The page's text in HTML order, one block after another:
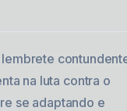
lembrete
na luta contra o
se adaptando e